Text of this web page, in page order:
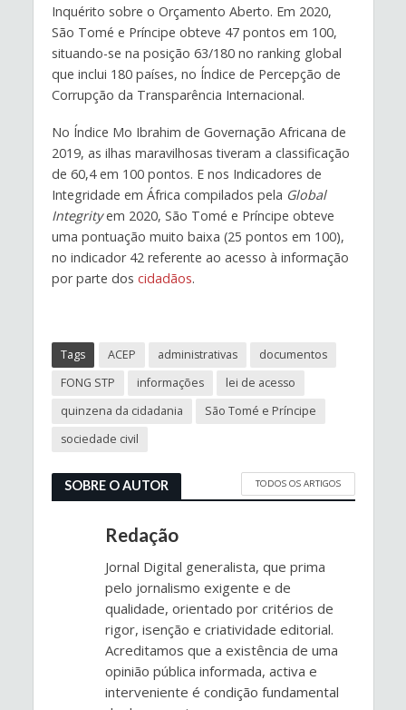
Inquérito sobre o Orçamento Aberto. Em 2020,
São Tomé e Príncipe obteve 47 pontos em 100,
situando-se na posição 63/180 no ranking global
que inclui 180 países, no Índice de Percepção de
Corrupção da Transparência Internacional.
No Índice Mo Ibrahim de Governação Africana de
2019, as ilhas maravilhosas tiveram a classificação
de 60,4 em 100 pontos. E nos Indicadores de
Integridade em África compilados pela Global
Integrityem 2020, São Tomé e Príncipe obteve
uma pontuação muito baixa (25 pontos em 100),
no indicador 42 referente ao acesso à informação
por parte dos cidadãos.
Tags ACEP administrativas
documentos
FONG STP
informações
lei de acesso
quinzena da cidadania
São Tomé e Príncipe
sociedade civil
SOBRE O AUTOR TODOS OS ARTIGOS
Redação
Jornal Digital generalista, que prima
pelo jornalismo exigente e de
qualidade, orientado por critérios de
rigor, isenção e criatividade editorial.
Acreditamos que a existência de uma
opinião pública informada, activa e
interveniente é condição fundamental